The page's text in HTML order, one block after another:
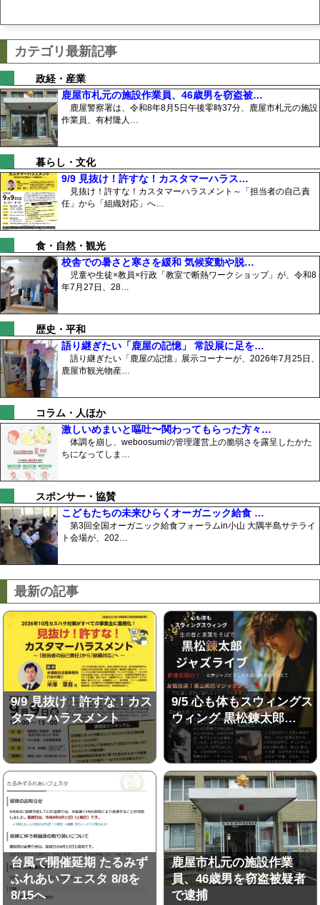
カテゴリ最新記事
政経・産業
鹿屋市札元の施設作業員、46歳男を窃盗被…
鹿屋警察署は、令和8年8月5日午後零時37分、鹿屋市札元の施設
作業員、有村隆人…
暮らし・文化
9/9 見抜け！許すな！カスタマーハラス…
見抜け！許すな！カスタマーハラスメント～「担当者の自己責
任」から「組織対応」へ…
食・自然・観光
校舎での暑さと寒さを緩和 気候変動や脱…
児童や生徒×教員×行政「教室で断熱ワークショップ」が、令和8
年7月27日、28…
歴史・平和
語り継ぎたい「鹿屋の記憶」 常設展に足を…
語り継ぎたい「鹿屋の記憶」展示コーナーが、2026年7月25日、
鹿屋市観光物産…
コラム・人ほか
激しいめまいと嘔吐〜関わってもらった方々…
体調を崩し、weboosumiの管理運営上の脆弱さを露呈したかた
ちになってしま…
スポンサー・協賛
こどもたちの未来ひらくオーガニック給食 …
第3回全国オーガニック給食フォーラムin小山 大隅半島サテライ
ト会場が、202…
最新の記事
9/9 見抜け！許すな！カス
タマーハラスメント
9/5 心も体もスウィングス
ウィング 黒松錬太郎…
台風で開催延期 たるみず
ふれあいフェスタ 8/8を
8/15へ
鹿屋市札元の施設作業
員、46歳男を窃盗被疑者
で逮捕